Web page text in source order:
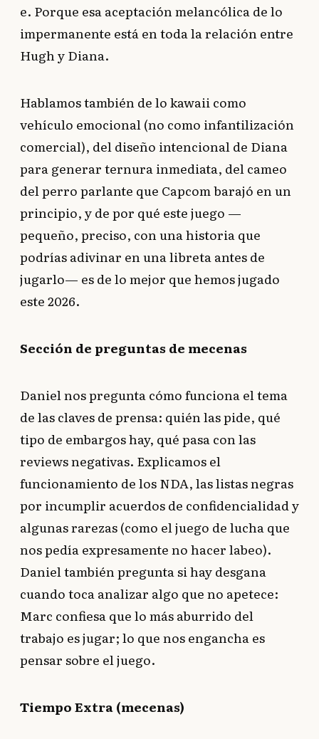
e. Porque esa aceptación melancólica de lo
impermanente está en toda la relación entre
Hugh y Diana.
Hablamos también de lo kawaii como
vehículo emocional (no como infantilización
comercial), del diseño intencional de Diana
para generar ternura inmediata, del cameo
del perro parlante que Capcom barajó en un
principio, y de por qué este juego —
pequeño, preciso, con una historia que
podrías adivinar en una libreta antes de
jugarlo— es de lo mejor que hemos jugado
este 2026.
Sección de preguntas de mecenas
Daniel nos pregunta cómo funciona el tema
de las claves de prensa: quién las pide, qué
tipo de embargos hay, qué pasa con las
reviews negativas. Explicamos el
funcionamiento de los NDA, las listas negras
por incumplir acuerdos de confidencialidad y
algunas rarezas (como el juego de lucha que
nos pedía expresamente no hacer labeo).
Daniel también pregunta si hay desgana
cuando toca analizar algo que no apetece:
Marc confiesa que lo más aburrido del
trabajo es jugar; lo que nos engancha es
pensar sobre el juego.
Tiempo Extra (mecenas)